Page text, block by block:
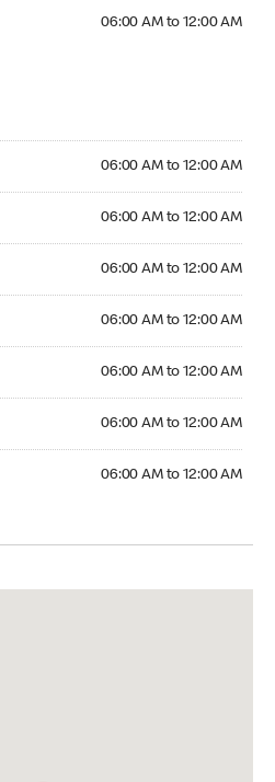
06:00 AM to 12:00 AM
06:00 AM to 12:00 AM
06:00 AM to 12:00 AM
06:00 AM to 12:00 AM
06:00 AM to 12:00 AM
06:00 AM to 12:00 AM
06:00 AM to 12:00 AM
06:00 AM to 12:00 AM